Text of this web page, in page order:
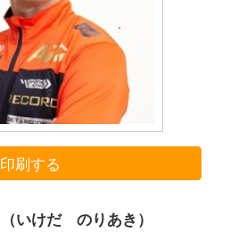
印刷する
（いけだ のりあき）